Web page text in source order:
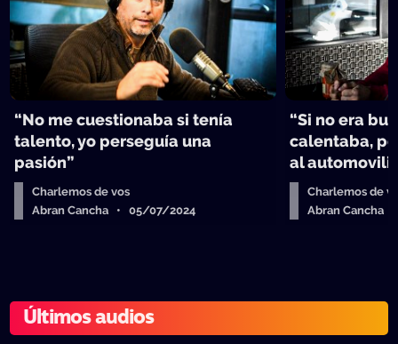
“No me cuestionaba si tenía
talento, yo perseguía una
pasión”
Charlemos de vos
Abran Cancha • 05/07/2024
“Si no era
calentaba,
al
Charlemos de
Abran Cancha
Últimos audios